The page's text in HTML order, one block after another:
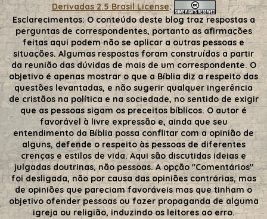
Derivadas 2.5 Brasil License.
Esclarecimentos:O conteúdo deste blog traz respostas a
perguntas de correspondentes, portanto as afirmações
feitas aqui podem não se aplicar a outras pessoas e
situações. Algumas respostas foram construídas a partir
da reunião das dúvidas de mais de um correspondente. O
objetivo é apenas mostrar o que a Bíblia diz a respeito das
questões levantadas, e não sugerir qualquer ingerência
de cristãos na política e na sociedade, no sentido de exigir
que as pessoas sigam os preceitos bíblicos. O autor é
favorável à livre expressão e, ainda que seu
entendimento da Bíblia possa conflitar com a opinião de
alguns, defende o respeito às pessoas de diferentes
crenças e estilos de vida. Aqui são discutidas ideias e
julgadas doutrinas, não pessoas. A opção "Comentários"
foi desligada, não por causa das opiniões contrárias, mas
de opiniões que pareciam favoráveis mas que tinham o
objetivo ofender pessoas ou fazer propaganda de alguma
igreja ou religião, induzindo os leitores ao erro.